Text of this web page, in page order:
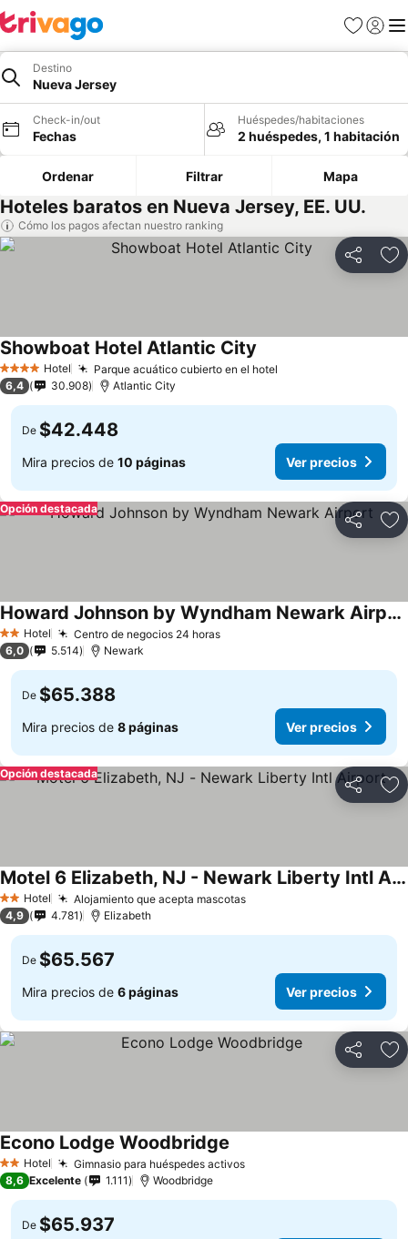
Favoritos
Iniciar
Destino
Nueva Jersey
Check-in/out
Fechas
Huéspedes/habitaciones
2 huéspedes, 1 habitación
Ordenar Filtrar Mapa
Hoteles baratos en Nueva Jersey, EE. UU.
Cómo los pagos afectan nuestro ranking
Compartir
4 EstrellasHotel Parque acuático cubierto en el hotel
Showboat Hotel Atlantic City
6,4 30.908 Atlantic City
De $42.448
Mira precios de 10 páginas Ver precios
Compartir
Opción destacada
2 Estrellas
Hotel Centro de negocios 24 horas
Howard Johnson by Wyndham Newark Airport
6,0 5.514 Newark
De $65.388
Mira precios de 8 páginas Ver precios
Compartir
Opción destacada
2 Estrellas
Hotel Alojamiento que acepta mascotas
Motel 6 Elizabeth, NJ - Newark Liberty Intl Airport
4,9 4.781 Elizabeth
De $65.567
Mira precios de 6 páginas Ver precios
Compartir
2 Estrellas
Hotel Gimnasio para huéspedes activos
Econo Lodge Woodbridge
8,6 Excelente 1.111 Woodbridge
De $65.937